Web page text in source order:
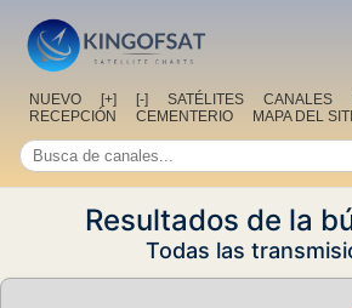
NUEVO [+] [-] SATÉLITES CANALES
RECEPCIÓN
CEMENTERIO MAPA DEL
Resultados de la
Todas las